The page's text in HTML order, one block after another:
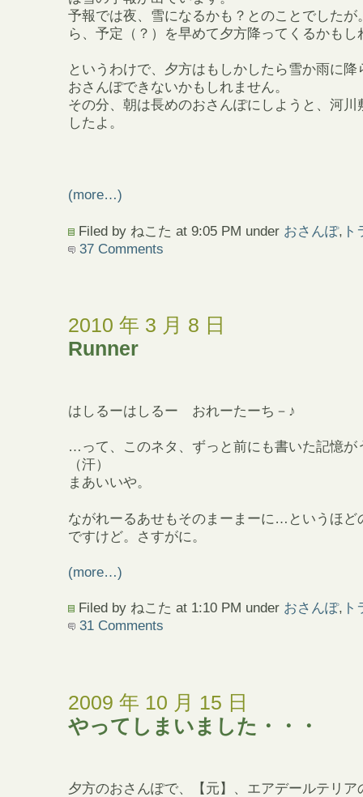
予報では夜、雪になるかも？とのことでしたが
ら、予定（？）を早めて夕方降ってくるかもし
というわけで、夕方はもしかしたら雪か雨に降
おさんぽできないかもしれません。
その分、朝は長めのおさんぽにしようと、河川
したよ。
(more…)
Filed by ねこた at 9:05 PM under おさんぽ, ト
37 Comments
2010 年 3 月 8 日
Runner
はしるーはしるー おれーたーち－♪
…って、このネタ、ずっと前にも書いた記憶が
（汗）
まあいいや。
ながれーるあせもそのまーまーに…というほど
ですけど。さすがに。
(more…)
Filed by ねこた at 1:10 PM under おさんぽ,
31 Comments
2009 年 10 月 15 日
やってしまいました・・・
夕方のおさんぽで、【元】、エアデールテリア